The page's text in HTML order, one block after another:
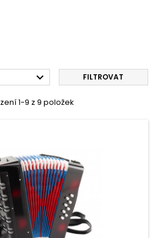
 FILTROVAT
1-9 z 9 položek